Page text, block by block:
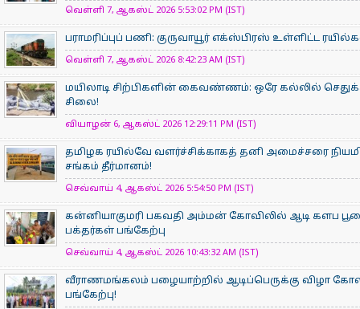
வெள்ளி 7, ஆகஸ்ட் 2026 5:53:02 PM (IST)
பராமரிப்புப் பணி: குருவாயூர் எக்ஸ்பிரஸ் உள்ளிட்ட
வெள்ளி 7, ஆகஸ்ட் 2026 8:42:23 AM (IST)
மயிலாடி சிற்பிகளின் கைவண்ணம்: ஒரே கல்லில்
சிலை!
வியாழன் 6, ஆகஸ்ட் 2026 12:29:11 PM (IST)
தமிழக ரயில்வே வளர்ச்சிக்காகத் தனி அமைச்சரை
சங்கம் தீர்மானம்!
செவ்வாய் 4, ஆகஸ்ட் 2026 5:54:50 PM (IST)
கன்னியாகுமரி பகவதி அம்மன் கோவிலில் ஆடி களப
பக்தர்கள் பங்கேற்பு
செவ்வாய் 4, ஆகஸ்ட் 2026 10:43:32 AM (IST)
வீராணமங்கலம் பழையாற்றில் ஆடிப்பெருக்கு விழா
பங்கேற்பு!